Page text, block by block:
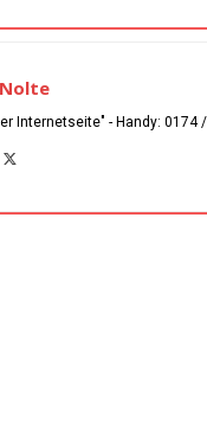
Internetseite" - Handy: 0174